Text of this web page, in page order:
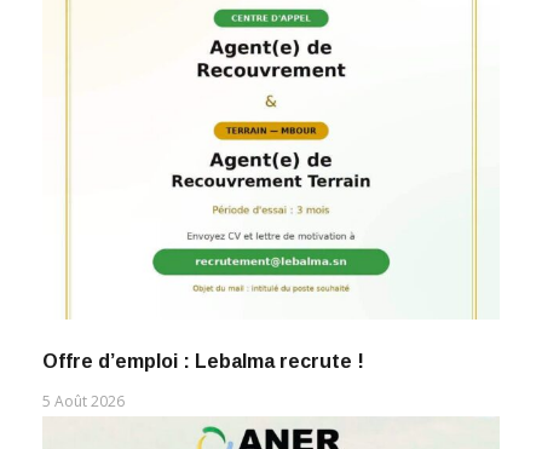
Offre d’emploi : Lebalma recrute !
5 Août 2026